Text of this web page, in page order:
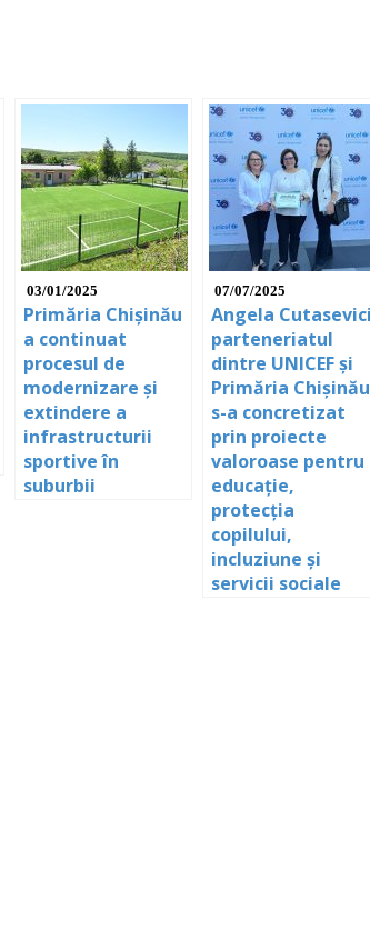
03/01/2025
Primăria Chișinău
a continuat
procesul de
modernizare și
extindere a
infrastructurii
sportive în
suburbii
07/07/2025
Angela
parteneriatul
dintre UNICEF și
Primăria Chișinău
s-a concretizat
prin proiecte
valoroase pentru
educație,
protecția
copilului,
incluziune și
servicii sociale